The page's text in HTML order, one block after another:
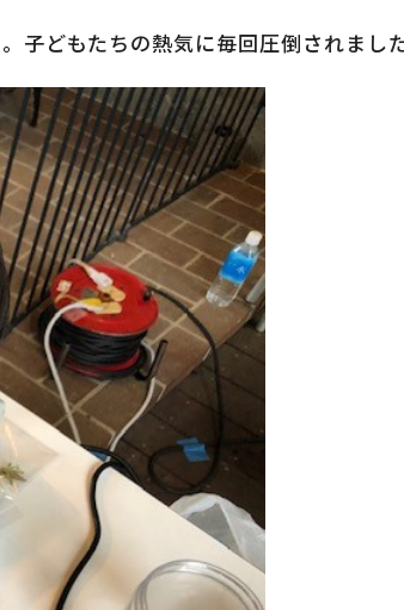
どもたちの熱気に毎回圧倒されました